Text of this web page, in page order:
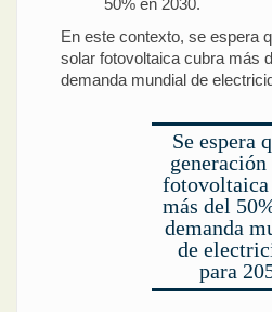
En este contexto, se espera
solar fotovoltaica cubra más
demanda mundial de
Se espera
fotovoltaica
más del
demanda
de
para